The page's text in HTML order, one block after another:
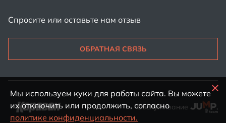
Спросите или оставьте нам отзыв
ОБРАТНАЯ СВЯЗЬ
Обслуживание
Мы используем куки для работы сайта. Вы можете
их отключить или продолжить, согласно
политике конфиденциальности.